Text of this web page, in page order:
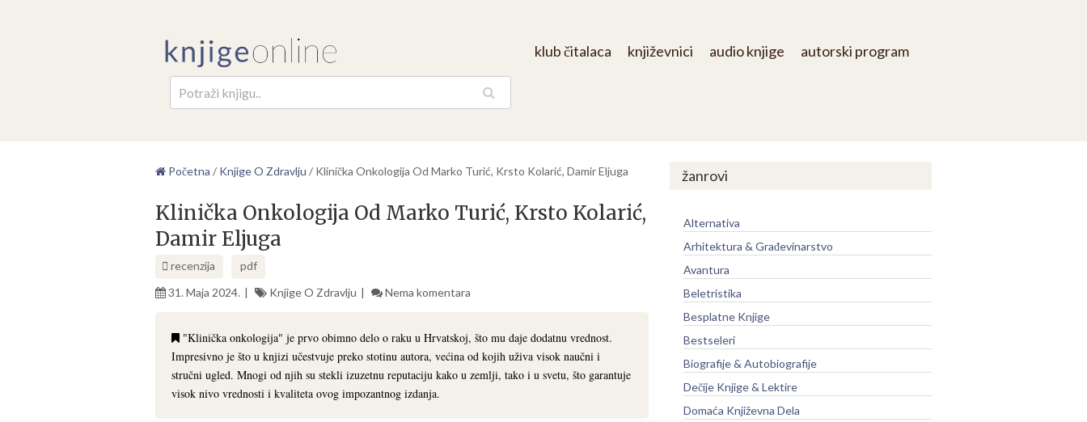
klub čitalaca književnici audio knjige autorski program
Početna / Knjige O Zdravlju / Klinička Onkologija Od Marko Turić, Krsto Kolarić, Damir Eljuga
Klinička Onkologija Od Marko Turić, Krsto Kolarić,
Damir Eljuga
recenzija
pdf
31. Maja 2024.
Knjige O Zdravlju Nema komentara
"Klinička onkologija" je prvo obimno delo o raku u Hrvatskoj, što mu daje dodatnu vrednost.
Impresivno je što u knjizi učestvuje preko stotinu autora, većina od kojih uživa visok naučni i
stručni ugled. Mnogi od njih su stekli izuzetnu reputaciju kako u zemlji, tako i u svetu, što garantuje
visok nivo vrednosti i kvaliteta ovog impozantnog izdanja.
žanrovi
Alternativa
Arhitektura & Građevinarstvo
Avantura
Beletristika
Besplatne Knjige
Bestseleri
Biografije & Autobiografije
Dečije Knjige & Lektire
Domaća Književna Dela